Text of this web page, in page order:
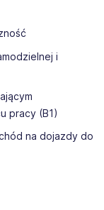
się w
precyzyjne
Dzięki
serwisowi
i
pracy (B1)
na dojazdy do